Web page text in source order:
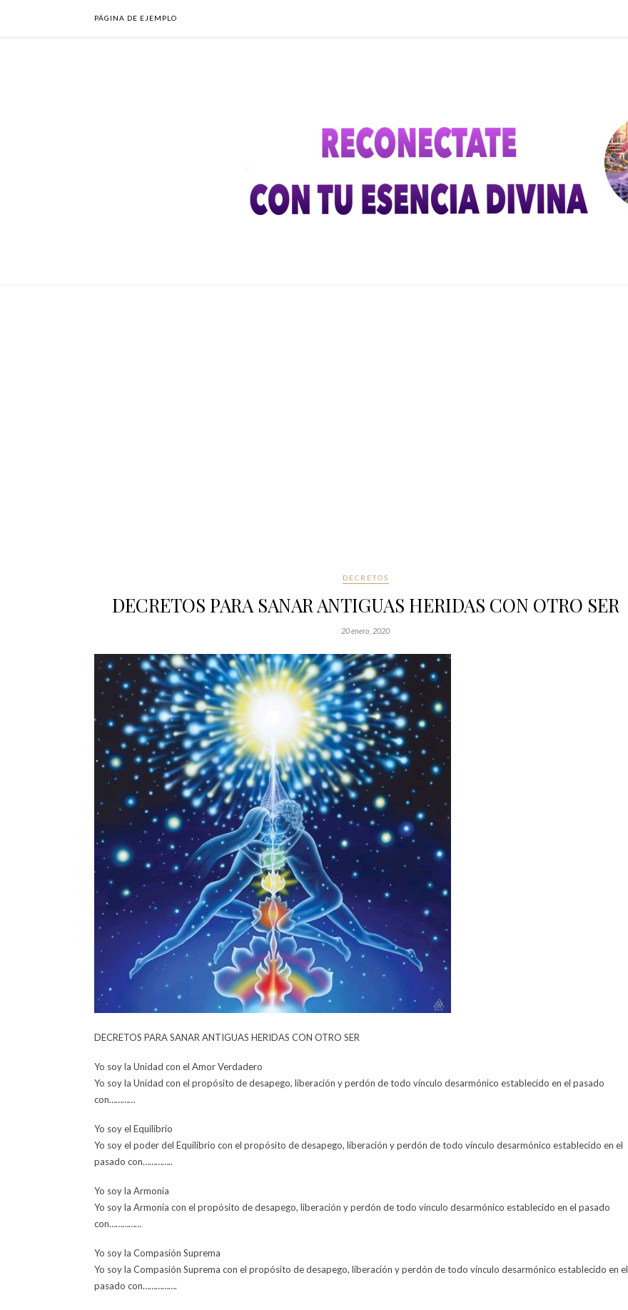
PÁGINA DE EJEMPLO
DECRETOS
DECRETOS PARA SANAR ANTIGUAS HERIDAS CON OTRO SER
20 enero, 2020
DECRETOS PARA SANAR ANTIGUAS HERIDAS CON OTRO SER
Yo soy la Unidad con el Amor Verdadero
Yo soy la Unidad con el propósito de desapego, liberación y perdón de todo vínculo desarmónico establecido en el pasado
con…………
Yo soy el Equilibrio
Yo soy el poder del Equilibrio con el propósito de desapego, liberación y perdón de todo vínculo desarmónico establecido en el
pasado con…………..
Yo soy la Armonía
Yo soy la Armonía con el propósito de desapego, liberación y perdón de todo vínculo desarmónico establecido en el pasado
con……………
Yo soy la Compasión Suprema
Yo soy la Compasión Suprema con el propósito de desapego, liberación y perdón de todo vínculo desarmónico establecido en el
pasado con…………….